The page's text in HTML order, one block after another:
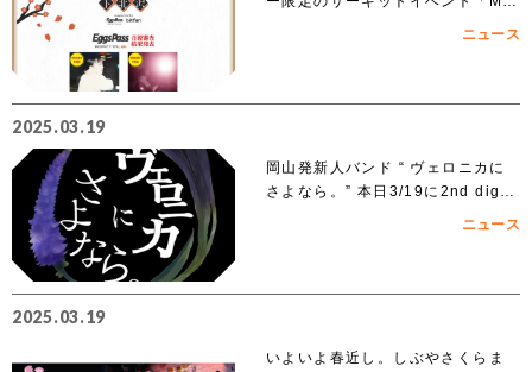
ニュース
2025.03.19
岡山発新人バンド “ ヴェロニカに
さよなら。” 本日3/19に2nd digit
ニュース
2025.03.19
いよいよ春近し。しぶやさくらま